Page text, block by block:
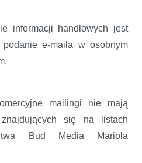
informacji handlowych jest
e-maila w osobnym
mailingi nie mają
się na listach
Bud Media Mariola